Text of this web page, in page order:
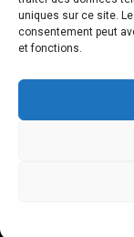
uniques sur ce site.
consentement peut
et fonctions.
ACCUEIL A PROPOS
Copyright